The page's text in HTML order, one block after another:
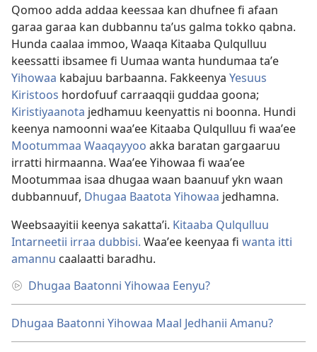
Qomoo adda addaa keessaa kan dhufnee fi afaan
garaa garaa kan dubbannu taʼus galma tokko qabna.
Hunda caalaa immoo, Waaqa Kitaaba Qulqulluu
keessatti ibsamee fi Uumaa wanta hundumaa taʼe
Yihowaa kabajuu barbaanna. Fakkeenya Yesuus
Kiristoos hordofuuf carraaqqii guddaa goona;
Kiristiyaanota jedhamuu keenyattis ni boonna. Hundi
keenya namoonni waaʼee Kitaaba Qulqulluu fi waaʼee
Mootummaa Waaqayyoo akka baratan gargaaruu
irratti hirmaanna. Waaʼee Yihowaa fi waaʼee
Mootummaa isaa dhugaa waan baanuuf ykn waan
dubbannuuf, Dhugaa Baatota Yihowaa jedhamna.
Weebsaayitii keenya sakattaʼi. Kitaaba Qulqulluu
Intarneetii irraa dubbisi. Waaʼee keenyaa fi wanta itti
amannu caalaatti baradhu.
Dhugaa Baatonni Yihowaa Eenyu?
Dhugaa Baatonni Yihowaa Maal Jedhanii Amanu?